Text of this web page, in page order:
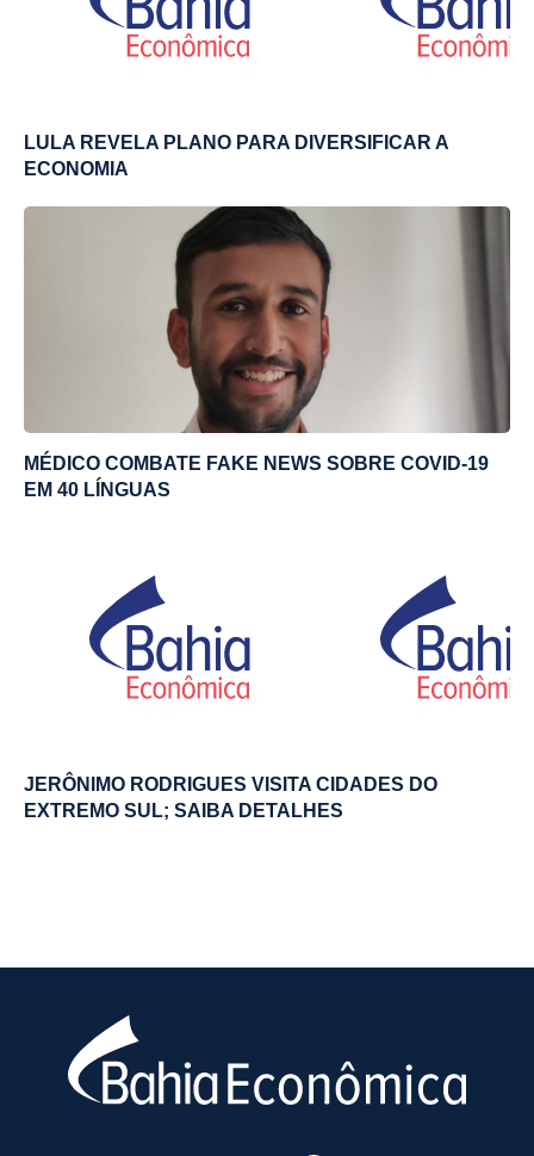
LULA REVELA PLANO PARA DIVERSIFICAR A
ECONOMIA
MÉDICO COMBATE FAKE NEWS SOBRE COVID-19
EM 40 LÍNGUAS
JERÔNIMO RODRIGUES VISITA CIDADES DO
EXTREMO SUL; SAIBA DETALHES